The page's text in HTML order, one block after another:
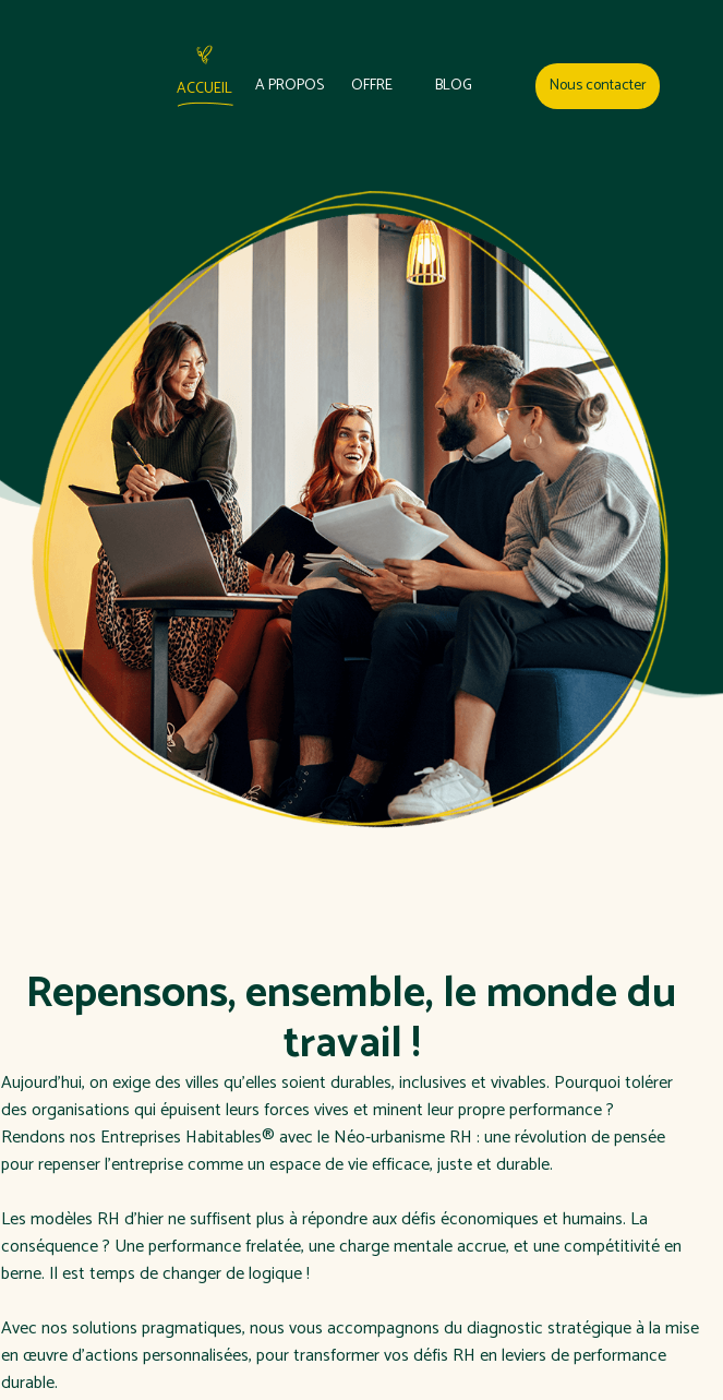
ACCUEIL A PROPOS OFFRE BLOG Nous contacter
Repensons, ensemble, le monde du
travail !
Aujourd’hui, on exige des villes qu’elles soient durables, inclusives et vivables. Pourquoi tolérer
des organisations qui épuisent leurs forces vives et minent leur propre performance ?
Rendons nos Entreprises Habitables® avec le Néo-urbanisme RH : une révolution de pensée
pour repenser l’entreprise comme un espace de vie efficace, juste et durable.
Les modèles RH d’hier ne suffisent plus à répondre aux défis économiques et humains. La
conséquence ? Une performance frelatée, une charge mentale accrue, et une compétitivité en
berne. Il est temps de changer de logique !
Avec nos solutions pragmatiques, nous vous accompagnons du diagnostic stratégique à la mise
en œuvre d’actions personnalisées, pour transformer vos défis RH en leviers de performance
durable.